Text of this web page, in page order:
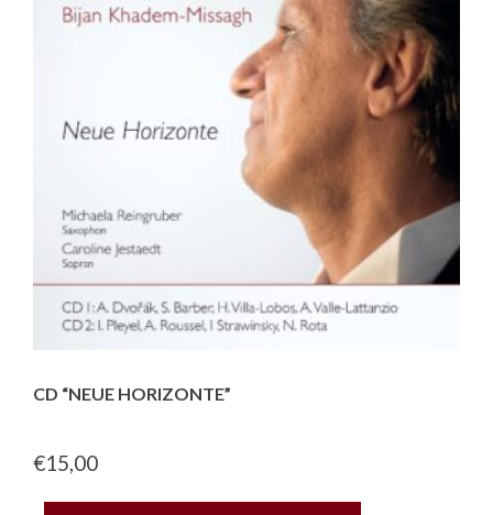
CD “NEUE HORIZONTE”
€15,00